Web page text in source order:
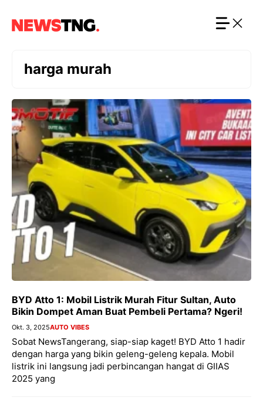
harga murah
BYD Atto 1: Mobil Listrik Murah Fitur Sultan, Auto
Bikin Dompet Aman Buat Pembeli Pertama? Ngeri!
Okt. 3, 2025AUTO VIBES
Sobat NewsTangerang, siap-siap kaget! BYD Atto 1 hadir
dengan harga yang bikin geleng-geleng kepala. Mobil
listrik ini langsung jadi perbincangan hangat di GIIAS
2025 yang